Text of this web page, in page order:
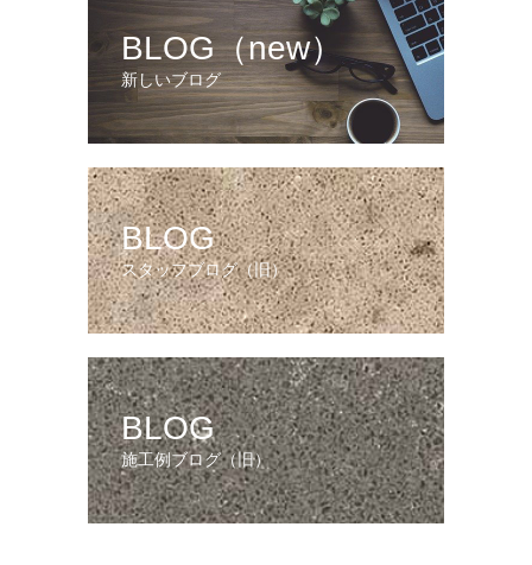
BLOG（new）
新しいブログ
BLOG
スタッフブログ（旧）
BLOG
施工例ブログ（旧）